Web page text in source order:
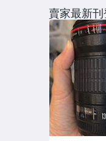
賣家最新刊